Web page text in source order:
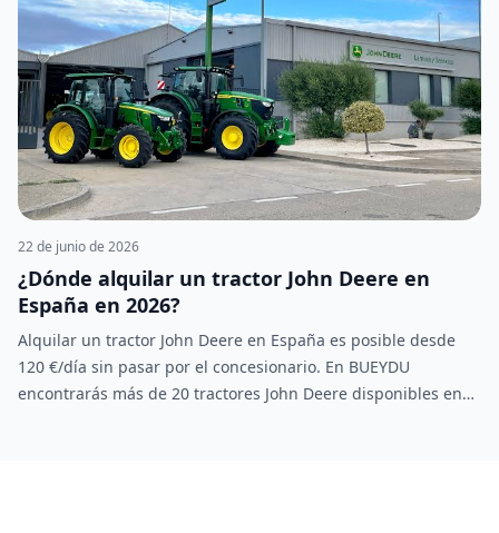
22 de junio de 2026
¿Dónde alquilar un tractor John Deere en
España en 2026?
Alquilar un tractor John Deere en España es posible desde
120 €/día sin pasar por el concesionario. En BUEYDU
encontrarás más de 20 tractores John Deere disponibles en